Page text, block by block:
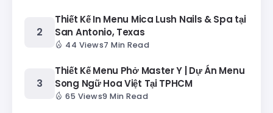
Thiết Kế In Menu Mica Lush Nails & Spa tại
San Antonio, Texas
44 Views7 Min Read
Thiết Kế Menu Phở Master Y | Dự Án Menu
Song Ngữ Hoa Việt Tại TPHCM
65 Views9 Min Read